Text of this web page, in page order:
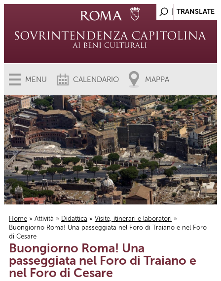
MENU CALENDARIO MAPPA
Tu sei qui
Home » Attività » Didattica » Visite, itinerari e laboratori »
Buongiorno Roma! Una passeggiata nel Foro di Traiano e nel Foro
di Cesare
Buongiorno Roma! Una
passeggiata nel Foro di Traiano e
nel Foro di Cesare